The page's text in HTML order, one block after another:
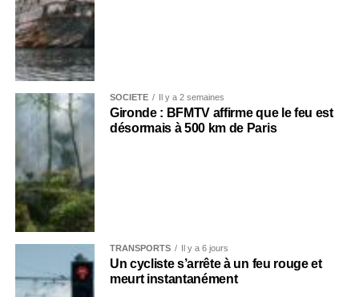
SOCIÉTÉ Il y a 2 semaines
Gironde : BFMTV affirme que le feu est
désormais à 500 km de Paris
TRANSPORTS Il y a 6 jours
Un cycliste s’arrête à un feu rouge et
meurt instantanément